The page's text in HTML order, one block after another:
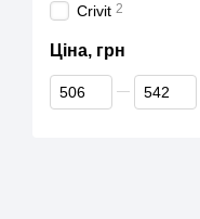
Crivit 2
Ціна, грн
Від Ціна, грн
До Ціна, грн